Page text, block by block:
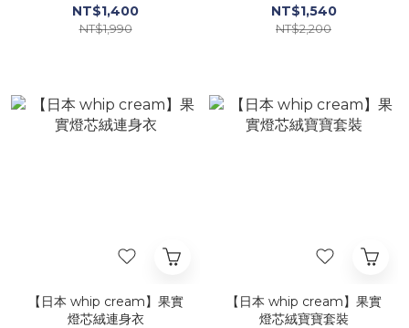
NT$1,400
NT$1,990
NT$1,540
NT$2,200
【日本 whip cream】果實
燈芯絨連身衣
【日本 whip cream】果實
燈芯絨寶寶套裝